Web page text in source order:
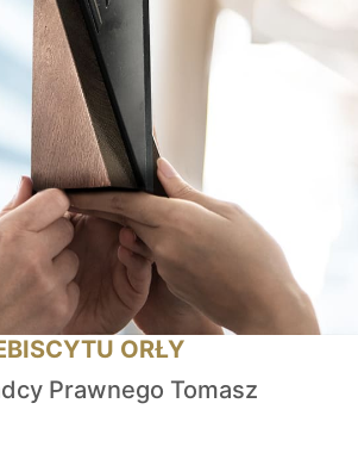
ORŁY
Prawnego Tomasz